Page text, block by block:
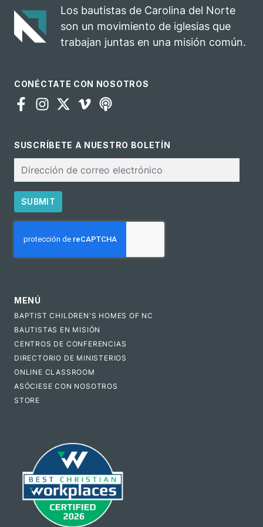
Carolina del
Norte
Los bautistas de Carolina del Norte
son un movimiento de iglesias que
trabajan juntas en una misión común.
CONÉCTATE CON NOSOTROS
SUSCRÍBETE A NUESTRO BOLETÍN
electrónico
SUBMIT
MENÚ
BAPTIST CHILDREN'S HOMES OF NC
BAUTISTAS EN MISIÓN
CENTROS DE CONFERENCIAS
DIRECTORIO DE MINISTERIOS
ONLINE CLASSROOM
ASÓCIESE CON NOSOTROS
STORE